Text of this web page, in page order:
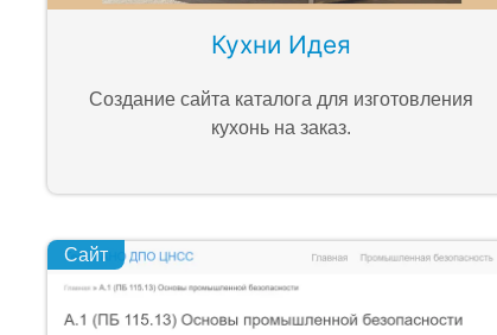
Кухни Идея
Создание сайта каталога для изготовления
кухонь на заказ.
Сайт